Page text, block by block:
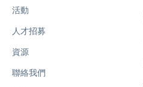
活動
人才招募
資源
聯絡我們